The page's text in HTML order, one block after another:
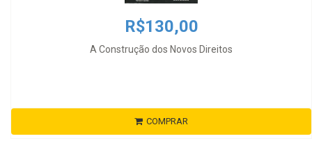
R$130,00
A Construção dos Novos Direitos
COMPRAR